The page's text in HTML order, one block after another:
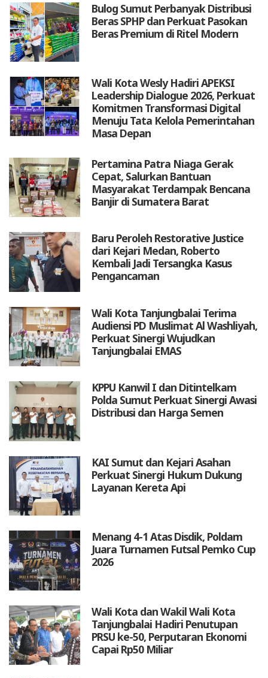
Bulog Sumut Perbanyak Distribusi
Beras SPHP dan Perkuat Pasokan
Beras Premium di Ritel Modern
Wali Kota Wesly Hadiri APEKSI
Leadership Dialogue 2026, Perkuat
Komitmen Transformasi Digital
Menuju Tata Kelola Pemerintahan
Masa Depan
Pertamina Patra Niaga Gerak
Cepat, Salurkan Bantuan
Masyarakat Terdampak Bencana
Banjir di Sumatera Barat
Baru Peroleh Restorative Justice
dari Kejari Medan, Roberto
Kembali Jadi Tersangka Kasus
Pengancaman
Wali Kota Tanjungbalai Terima
Audiensi PD Muslimat Al Washliyah,
Perkuat Sinergi Wujudkan
Tanjungbalai EMAS
KPPU Kanwil I dan Ditintelkam
Polda Sumut Perkuat Sinergi Awasi
Distribusi dan Harga Semen
KAI Sumut dan Kejari Asahan
Perkuat Sinergi Hukum Dukung
Layanan Kereta Api
Menang 4-1 Atas Disdik, Poldam
Juara Turnamen Futsal Pemko Cup
2026
Wali Kota dan Wakil Wali Kota
Tanjungbalai Hadiri Penutupan
PRSU ke-50, Perputaran Ekonomi
Capai Rp50 Miliar